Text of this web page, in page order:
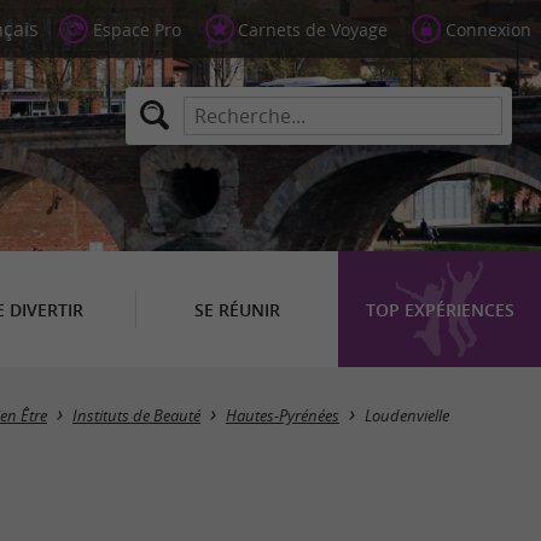
Espace Pro Carnets de Voyage Connexion
DIVERTIR SE RÉUNIR TOP EXPÉRIENCES
Masquer la carte
Être Instituts de Beauté Hautes-Pyrénées Loudenvielle